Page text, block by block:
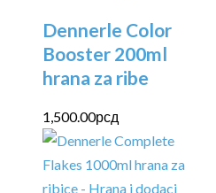
Dennerle Color
Booster 200ml
hrana za ribe
1,500.00рсд